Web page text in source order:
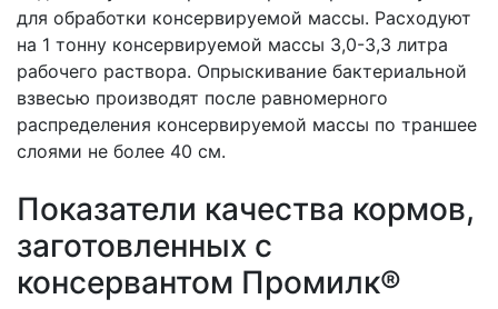
для обработки консервируемой массы. Расходуют
на 1 тонну консервируемой массы 3,0-3,3 литра
рабочего раствора. Опрыскивание бактериальной
взвесью производят после равномерного
распределения консервируемой массы по траншее
слоями не более 40 см.
Показатели качества кормов,
заготовленных с
консервантом Промилк®